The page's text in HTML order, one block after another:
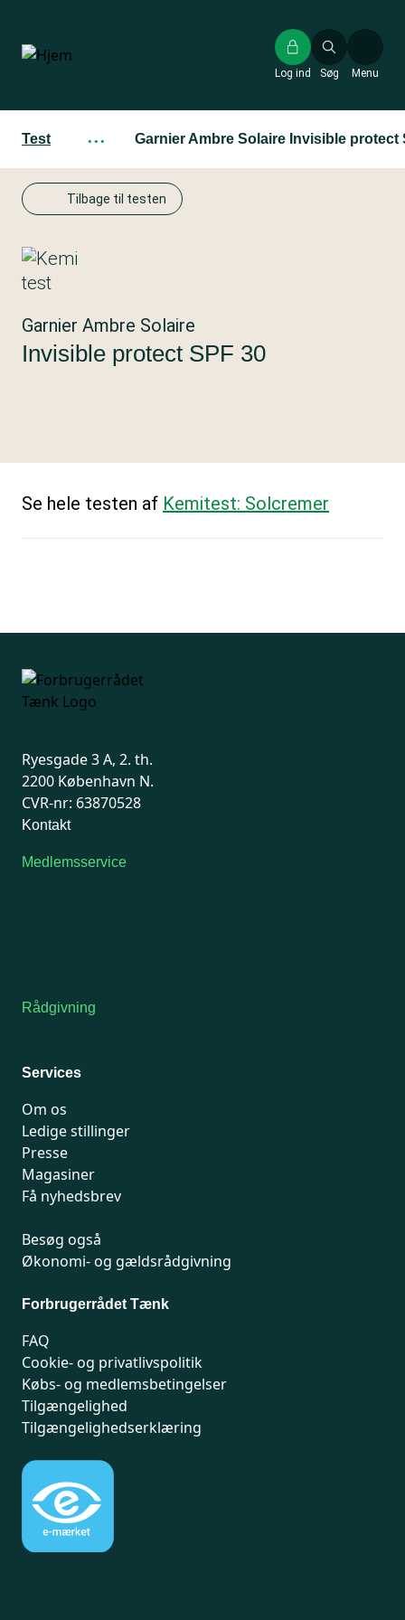
hovedindhold
Søg
Log ind Menu
Test ··· Garnier Ambre Solaire Invisible protect
Tilbage til testen
Garnier Ambre Solaire
Invisible protect SPF 30
Se hele testen af Kemitest: Solcremer
Ryesgade 3 A, 2. th.
2200 København N.
CVR-nr: 63870528
Kontakt
Medlemsservice
Rådgivning
Services
Om os
Ledige stillinger
Presse
Magasiner
Få nyhedsbrev
Besøg også
Økonomi- og gældsrådgivning
Forbrugerrådet Tænk
FAQ
Cookie- og privatlivspolitik
Købs- og medlemsbetingelser
Tilgængelighed
Tilgængelighedserklæring